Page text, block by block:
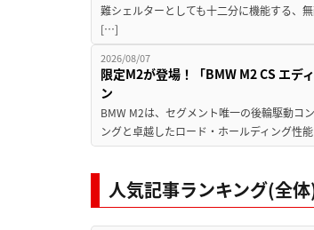
難シェルターとしても十二分に機能する、
[…]
2026/08/07
限定M2が登場！「BMW M2 CS エデ
ン
BMW M2は、セグメント唯一の後輪駆動コ
ングと卓越したロード・ホールディング性
人気記事ランキング(全